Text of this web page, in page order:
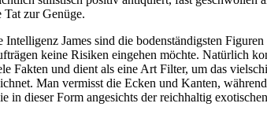
zur Genüge.
James sind die bodenständigsten
keine Risiken eingehen möchte. Natürlich
Fakten und dient als eine Art Filter, um das
Man vermisst die Ecken und Kanten,
in dieser Form angesichts der reichhaltig